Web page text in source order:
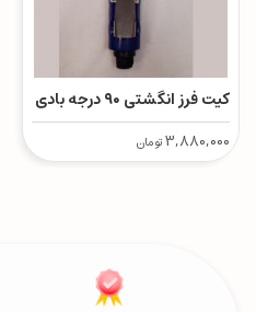
کیت فرز انگشتی ۹۰ درجه بادی
3,880,000تومان